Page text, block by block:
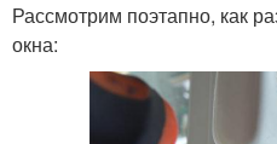
Рассмотрим поэтапно, как
окна: